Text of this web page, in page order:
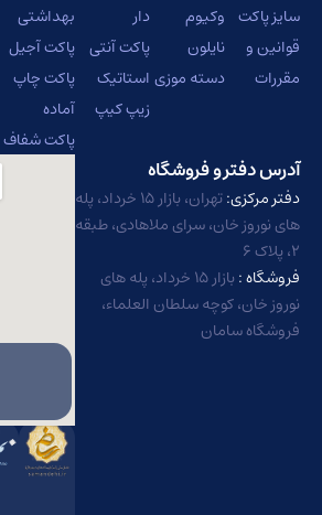
سایز پاکت
قوانین و
مقررات
وکیوم
نایلون
دسته موزی
دار
پاکت آنتی
استاتیک
زیپ کیپ
بهداشتی
پاکت آجیل
پاکت چاپ
آماده
پاکت شفاف
آدرس دفتر و فروشگاه
دفتر مرکزی:
تهران، بازار ۱۵ خرداد، پله
های نوروز خان، سرای ملاهادی، طبقه
۲، پلاک ۶
فروشگاه :
بازار ۱۵ خرداد، پله های
نوروز خان، کوچه سلطان العلماء،
فروشگاه سامان